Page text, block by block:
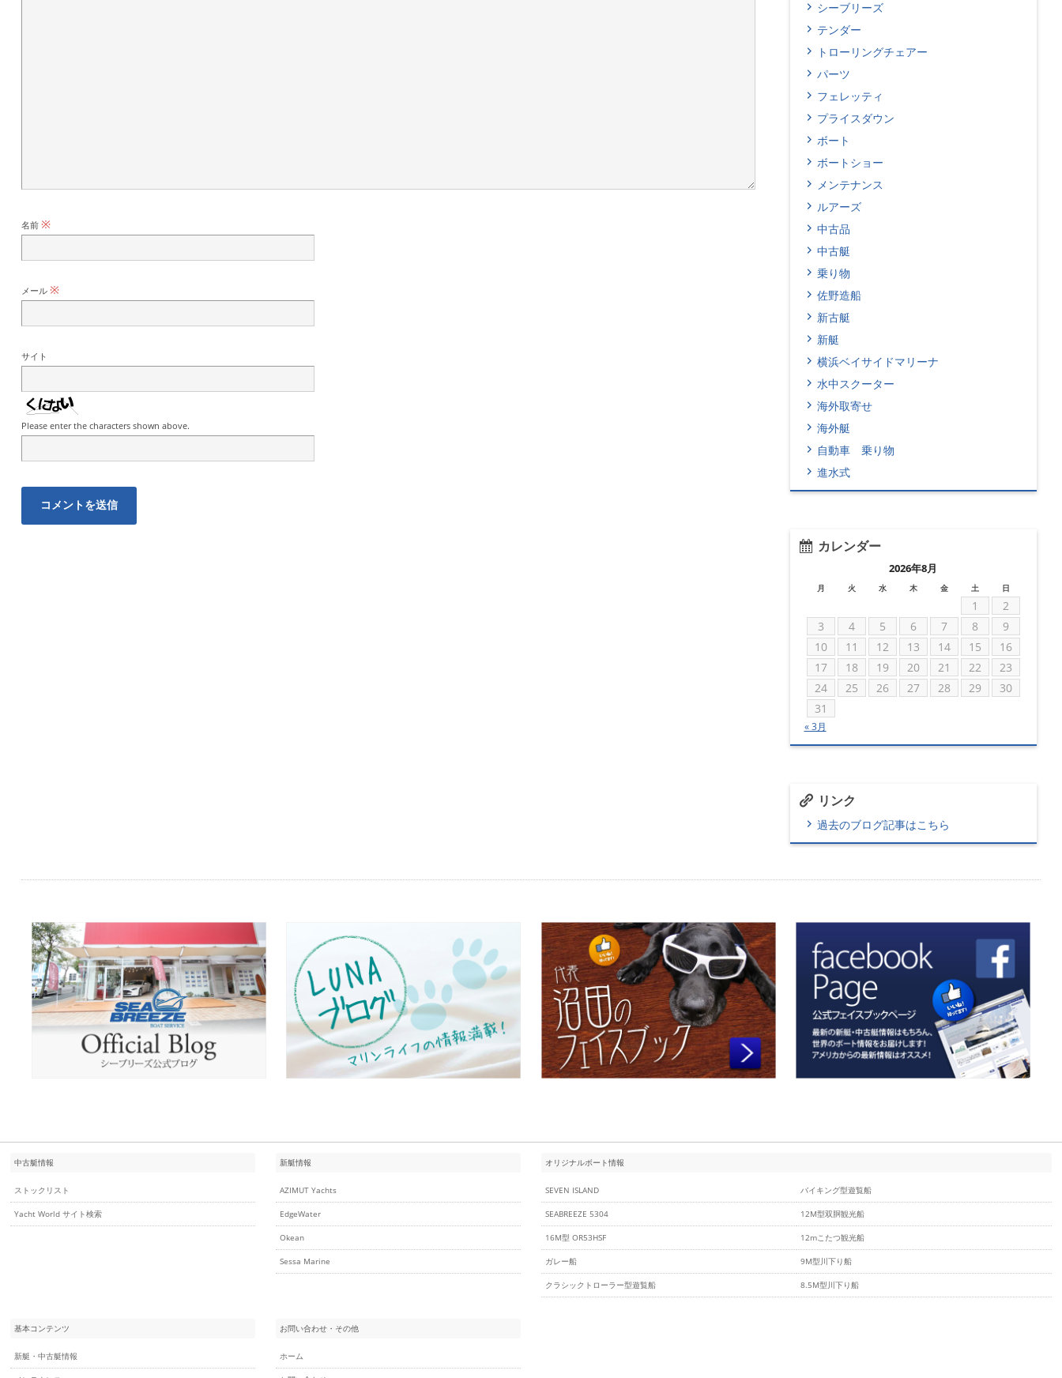
名前 ※
メール ※
サイト
Please enter the characters shown above.
シーブリーズ
テンダー
トローリングチェアー
パーツ
フェレッティ
プライスダウン
ボート
ボートショー
メンテナンス
ルアーズ
中古品
中古艇
乗り物
佐野造船
新古艇
新艇
横浜ベイサイドマリーナ
水中スクーター
海外取寄せ
海外艇
自動車 乗り物
進水式
カレンダー
2026年8月
月 火 水 木 金 土 日
1
2
3
4 5 6 7 8
9
10
11 12 13 14 15
16
17
18 19 20 21 22
23
24
25 26 27 28 29
30
31
« 3月
リンク
過去のブログ記事はこちら
中古艇情報
ストックリスト
Yacht World サイト検索
新艇情報
AZIMUT Yachts
EdgeWater
Okean
Sessa Marine
オリジナルボート情報
SEVEN ISLAND
SEABREEZE 5304
16M型 OR53HSF
ガレー船
クラシックトローラー型遊覧船
バイキング型遊覧船
12M型双胴観光船
12mこたつ観光船
9M型川下り船
8.5M型川下り船
基本コンテンツ
新艇・中古艇情報
お問い合わせ・その他
ホーム